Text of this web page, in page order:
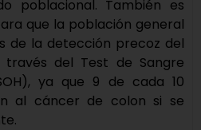
poblacional. También es
que la población general
de la detección precoz del
del Test de Sangre
ya que 9 de cada 10
al cáncer de colon si se